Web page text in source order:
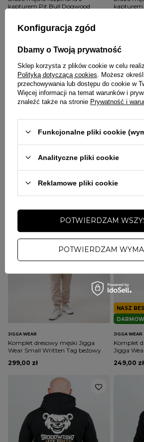
kapturem Pit Bull Dogwood
289,00 zł
249,00 zł
kapturem
W PROMOCJI
DARMOWA DOSTAWA
Bluza męska rozpinana z
pomarańczowa
289,00 zł
249,00 zł
Komplet
Wear
JIGGA WEAR
Komplet dresowy męski Jigga
Wear Small Written Tag beżowy
299,00 zł
NASZ
JIGGA WEAR
Komplet
Jigga
249,00 zł
Konfiguracja zgód
Dbamy o Twoją prywatność
Sklep korzysta z plików cookie w celu
Polityką dotyczącą cookies . Możesz
przechowywania lub dostępu do cookie w
Więcej informacji na temat warunków i
znaleźć także na stronie Prywatność i
Funkcjonalne pliki cookie
Analityczne pliki cookie
Reklamowe pliki cookie
POTWIERDZAM
POTWIERDZAM